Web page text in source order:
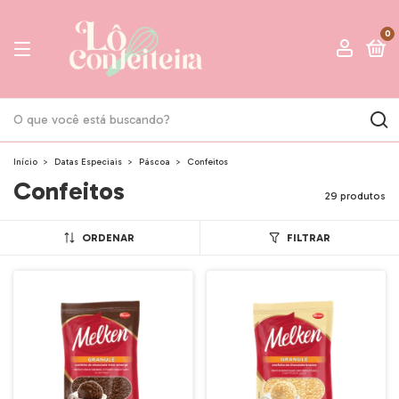
0
Início > Datas Especiais > Páscoa > Confeitos
Confeitos 29 produtos
ORDENAR FILTRAR